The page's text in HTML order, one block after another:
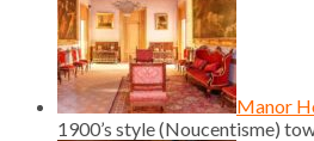
Manor
1900’s style (Noucentisme)